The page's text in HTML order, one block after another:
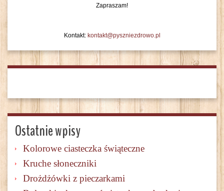
Zapraszam!
Kontakt: kontakt@pyszniezdrowo.pl
Ostatnie wpisy
Kolorowe ciasteczka świąteczne
Kruche słoneczniki
Drożdżówki z pieczarkami